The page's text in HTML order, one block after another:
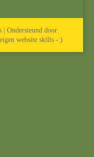
| Ondersteund door
website skills -:)